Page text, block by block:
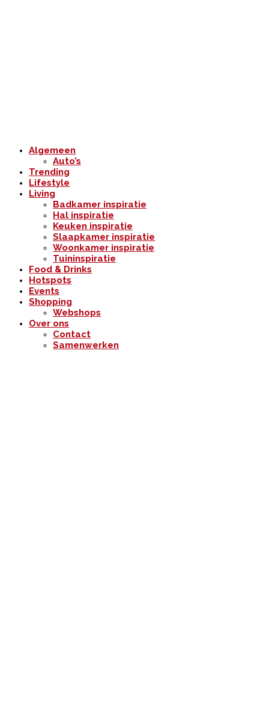
Algemeen
Auto’s
Trending
Lifestyle
Living
Badkamer inspiratie
Hal inspiratie
Keuken inspiratie
Slaapkamer inspiratie
Woonkamer inspiratie
Tuininspiratie
Food & Drinks
Hotspots
Events
Shopping
Webshops
Over ons
Contact
Samenwerken